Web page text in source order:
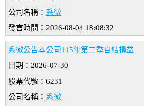
公司名稱： 系微
發言時間：2026-08-04 18:08:32
系微公告本公司115年第二季自結損益
日期：2026-07-30
股票代號：6231
公司名稱： 系微